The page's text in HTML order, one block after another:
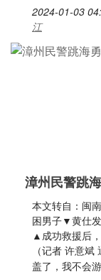
2024-01-03
江
漳州民警跳
本文转自：闽
困男子▼黄仕
▲成功救援后
（记者 许意
盖了，我不会